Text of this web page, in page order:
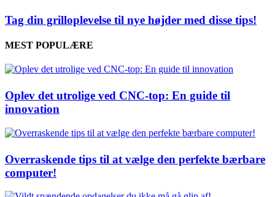
Tag din grilloplevelse til nye højder med disse tips!
MEST POPULÆRE
Oplev det utrolige ved CNC-top: En guide til
innovation
Overraskende tips til at vælge den perfekte bærbare
computer!